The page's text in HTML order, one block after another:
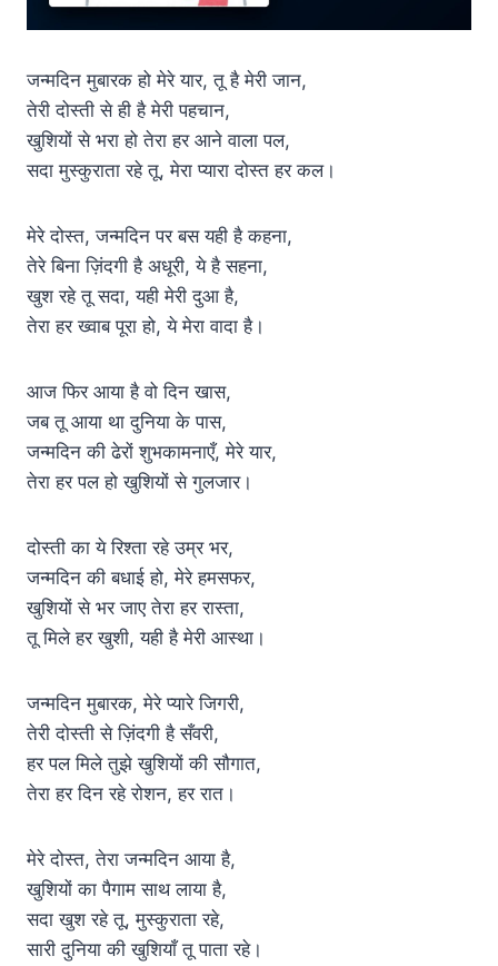
जन्मदिन मुबारक हो मेरे यार, तू है मेरी जान,
तेरी दोस्ती से ही है मेरी पहचान,
खुशियों से भरा हो तेरा हर आने वाला पल,
सदा मुस्कुराता रहे तू, मेरा प्यारा दोस्त हर कल।
मेरे दोस्त, जन्मदिन पर बस यही है कहना,
तेरे बिना ज़िंदगी है अधूरी, ये है सहना,
खुश रहे तू सदा, यही मेरी दुआ है,
तेरा हर ख्वाब पूरा हो, ये मेरा वादा है।
आज फिर आया है वो दिन खास,
जब तू आया था दुनिया के पास,
जन्मदिन की ढेरों शुभकामनाएँ, मेरे यार,
तेरा हर पल हो खुशियों से गुलजार।
दोस्ती का ये रिश्ता रहे उम्र भर,
जन्मदिन की बधाई हो, मेरे हमसफर,
खुशियों से भर जाए तेरा हर रास्ता,
तू मिले हर खुशी, यही है मेरी आस्था।
जन्मदिन मुबारक, मेरे प्यारे जिगरी,
तेरी दोस्ती से ज़िंदगी है सँवरी,
हर पल मिले तुझे खुशियों की सौगात,
तेरा हर दिन रहे रोशन, हर रात।
मेरे दोस्त, तेरा जन्मदिन आया है,
खुशियों का पैगाम साथ लाया है,
सदा खुश रहे तू, मुस्कुराता रहे,
सारी दुनिया की खुशियाँ तू पाता रहे।